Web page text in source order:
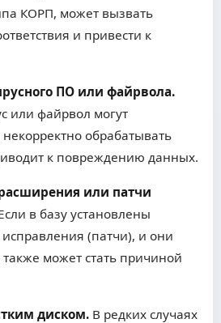
КОРП, может вызвать
и привести к
ПО или файрвола.
или файрвол могут
обрабатывать
к повреждению данных.
или патчи
в базу установлены
(патчи), и они
может стать причиной
диском. В редких случаях